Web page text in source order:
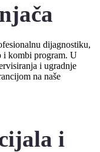
dijagnostiku,
i kombi program. U
i ugradnje
na naše
i